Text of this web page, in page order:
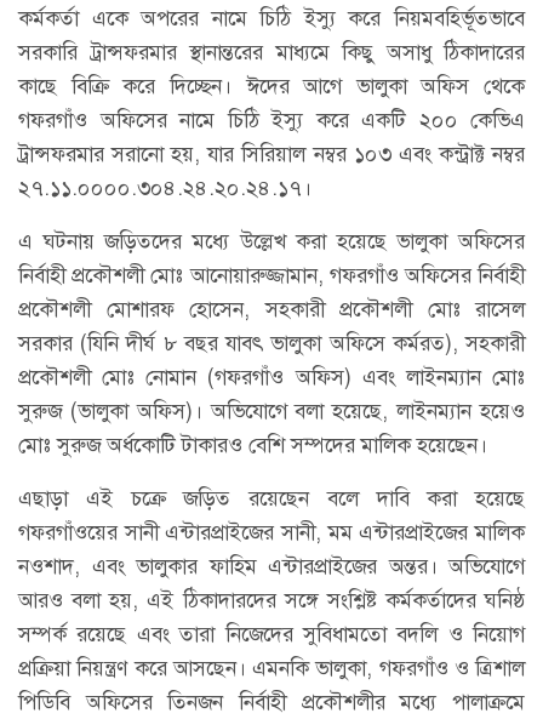
কর্মকর্তা একে অপরের নামে চিঠি ইস্যু করে নিয়মবহির্ভূতভাবে
সরকারি ট্রান্সফরমার স্থানান্তরের মাধ্যমে কিছু অসাধু ঠিকাদারের
কাছে বিক্রি করে দিচ্ছেন। ঈদের আগে ভালুকা অফিস থেকে
গফরগাঁও অফিসের নামে চিঠি ইস্যু করে একটি ২০০ কেভিএ
ট্রান্সফরমার সরানো হয়, যার সিরিয়াল নম্বর ১০৩ এবং কন্ট্রাক্ট নম্বর
২৭.১১.০০০০.৩০৪.২৪.২০.২৪.১৭।
এ ঘটনায় জড়িতদের মধ্যে উল্লেখ করা হয়েছে ভালুকা অফিসের
নির্বাহী প্রকৌশলী মোঃ আনোয়ারুজ্জামান, গফরগাঁও অফিসের নির্বাহী
প্রকৌশলী মোশারফ হোসেন, সহকারী প্রকৌশলী মোঃ রাসেল
সরকার (যিনি দীর্ঘ ৮ বছর যাবৎ ভালুকা অফিসে কর্মরত), সহকারী
প্রকৌশলী মোঃ নোমান (গফরগাঁও অফিস) এবং লাইনম্যান মোঃ
সুরুজ (ভালুকা অফিস)। অভিযোগে বলা হয়েছে, লাইনম্যান হয়েও
মোঃ সুরুজ অর্ধকোটি টাকারও বেশি সম্পদের মালিক হয়েছেন।
এছাড়া এই চক্রে জড়িত রয়েছেন বলে দাবি করা হয়েছে
গফরগাঁওয়ের সানী এন্টারপ্রাইজের সানী, মম এন্টারপ্রাইজের মালিক
নওশাদ, এবং ভালুকার ফাহিম এন্টারপ্রাইজের অন্তর। অভিযোগে
আরও বলা হয়, এই ঠিকাদারদের সঙ্গে সংশ্লিষ্ট কর্মকর্তাদের ঘনিষ্ঠ
সম্পর্ক রয়েছে এবং তারা নিজেদের সুবিধামতো বদলি ও নিয়োগ
প্রক্রিয়া নিয়ন্ত্রণ করে আসছেন। এমনকি ভালুকা, গফরগাঁও ও ত্রিশাল
পিডিবি অফিসের তিনজন নির্বাহী প্রকৌশলীর মধ্যে পালাক্রমে